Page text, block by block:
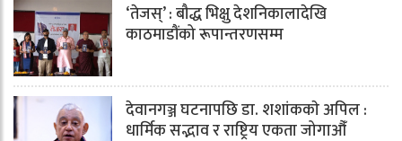
‘तेजस्’ : बौद्ध भिक्षु देशनिकालादेखि
काठमाडौंको रूपान्तरणसम्म
देवानगञ्ज घटनापछि डा. शशांककाे अपिल :
धार्मिक सद्भाव र राष्ट्रिय एकता जोगाऔँ